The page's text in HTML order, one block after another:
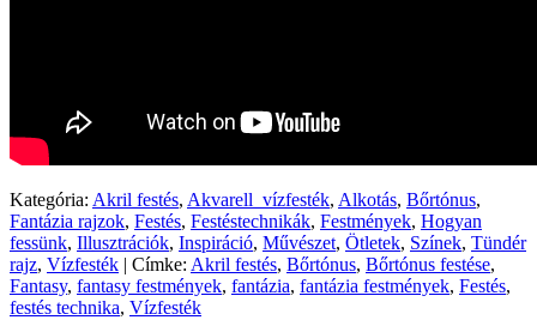
Kategória: Akril festés, Akvarell_vízfesték, Alkotás, Bőrtónus,
Fantázia rajzok, Festés, Festéstechnikák, Festmények, Hogyan
fessünk, Illusztrációk, Inspiráció, Művészet, Ötletek, Színek, Tündér
rajz, Vízfesték | Címke: Akril festés, Bőrtónus, Bőrtónus festése,
Fantasy, fantasy festmények, fantázia, fantázia festmények, Festés,
festés technika, Vízfesték